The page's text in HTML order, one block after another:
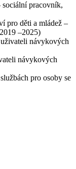
sociální pracovník,
pro děti a mládež –
–2025)
návykových
návykových
pro osoby se